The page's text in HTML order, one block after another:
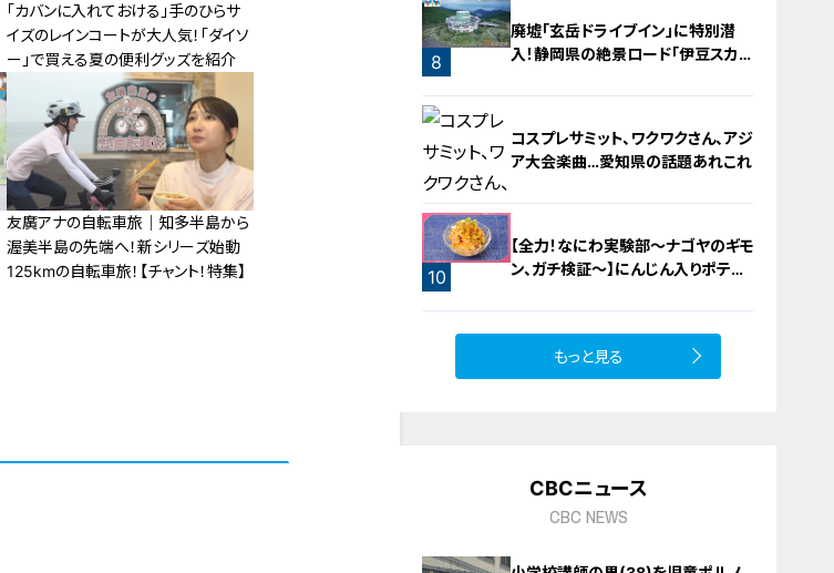
「カバンに入れておける」手のひらサ
イズのレインコートが大人気！「ダイソ
ー」で買える夏の便利グッズを紹介
友廣アナの自転車旅｜知多半島から
渥美半島の先端へ！新シリーズ始動
125kmの自転車旅！【チャント！特集】
8
廃墟「玄岳ドライブイン」に特別潜
入！静岡県の絶景ロード「伊豆スカイ
コスプレサミット、ワクワクさん、アジ
ア大会楽曲…愛知県の話題あれこれ
10
【全力！なにわ実験部～ナゴヤのギモ
ン、ガチ検証～】にんじん入りポテト
もっと見る
CBCニュース
CBC NEWS